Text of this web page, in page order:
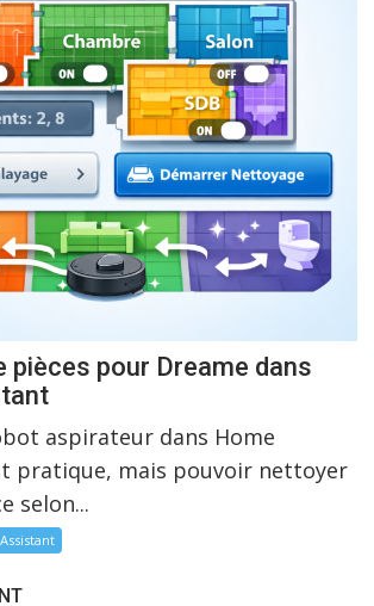
pièces pour Dreame dans
aspirateur dans Home
pratique, mais pouvoir nettoyer
selon...